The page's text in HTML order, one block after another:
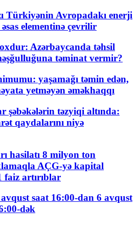
Türkiyənin Avropadakı enerji
elementinə çevrilir
Azərbaycanda təhsil
təminat vermir?
yaşamağı təmin edən,
yetməyən əməkhaqqı
şəbəkələrin təzyiqi altında:
qaydalarını niyə
hasilatı 8 milyon ton
AÇG-yə kapital
faiz artırıblar
saat 16:00-dan 6 avqust
dək